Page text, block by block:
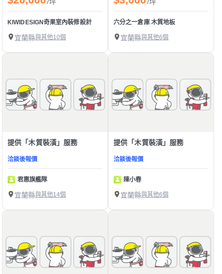
KIWIDESIGN奇果室內裝修設計
宜蘭縣與其他10個
六分之一倉庫 木質地板
宜蘭縣與其他6個
提供「木質裝潢」服務
洽談後報價
君惠旗艦隊
宜蘭縣與其他14個
提供「木質裝潢」服務
洽談後報價
陳小春
宜蘭縣與其他6個